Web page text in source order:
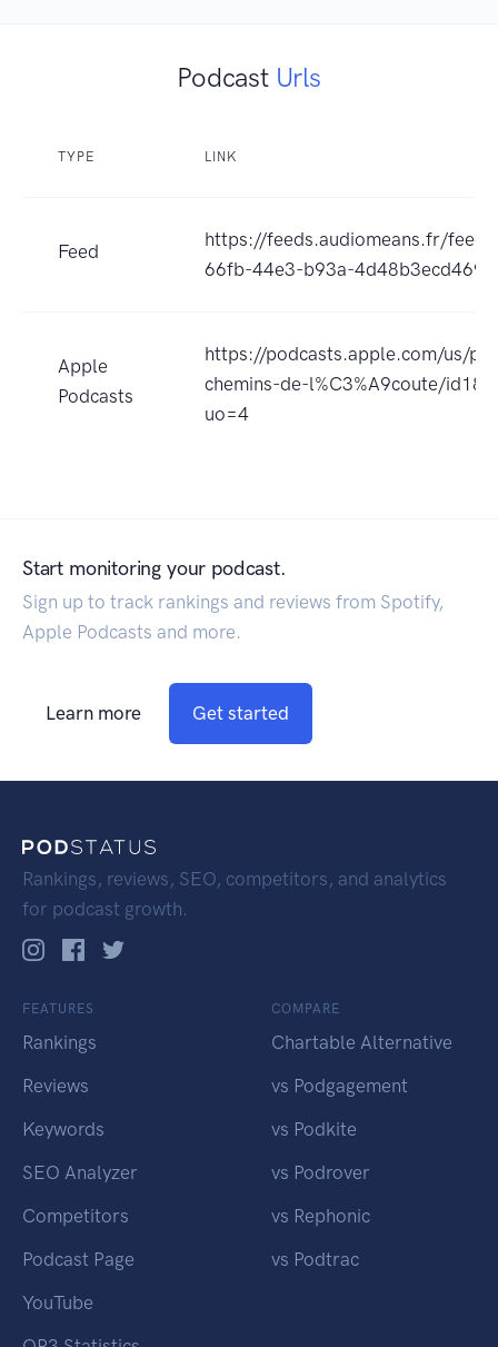
Podcast Urls
TYPE LINK
Feed
https://feeds.audiomeans.fr/
66fb-44e3-b93a-
Apple
Podcasts
https://podcasts.apple.com/us/
chemins-de-l%C3%A9coute/
uo=4
Start monitoring your podcast.
Sign up to track rankings and reviews from Spotify,
Apple Podcasts and more.
Learn more Get started
Rankings, reviews, SEO, competitors, and analytics
for podcast growth.
FEATURES
Rankings
Reviews
Keywords
SEO Analyzer
Competitors
Podcast Page
YouTube
COMPARE
Chartable Alternative
vs Podgagement
vs Podkite
vs Podrover
vs Rephonic
vs Podtrac